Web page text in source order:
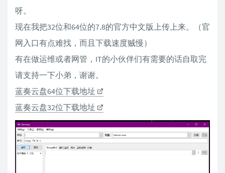
呀。
现在我把32位和64位的7.8的官方中文版上传上来。（官
网入口有点难找，而且下载速度贼慢）
有在做运维或者网管，IT的小伙伴们有需要的话自取完
请支持一下小弟，谢谢。
蓝奏云盘64位下载地址
蓝奏云盘32位下载地址